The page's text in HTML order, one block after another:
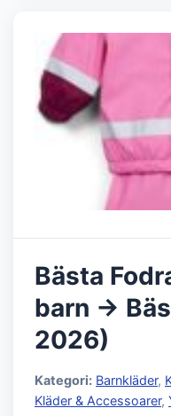
Bästa
barn →
2026)
Kategori: Barnkläder,
Kläder & Accessoarer,